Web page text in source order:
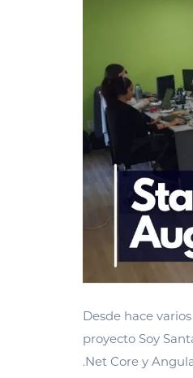
Desde hace
proyecto Soy
.Net Core y